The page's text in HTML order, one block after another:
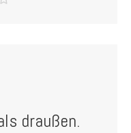
draußen.